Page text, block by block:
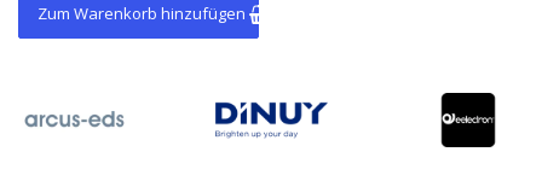
Zum Warenkorb hinzufügen